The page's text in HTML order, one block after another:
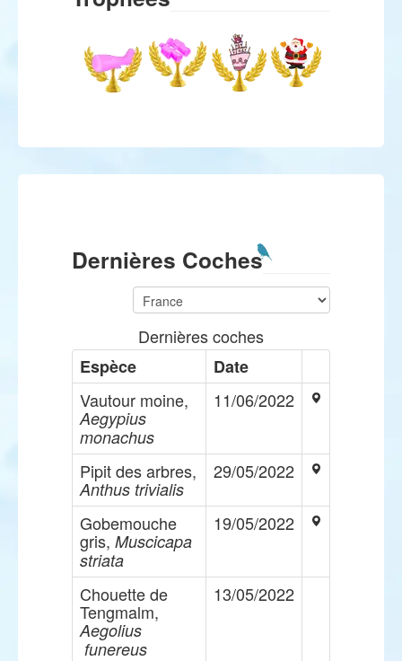
Dernières Coches
Dernières coches
Espèce
Date
Vautour moine,
Aegypius
monachus
11/06/2022
Pipit des arbres,
Anthus trivialis
29/05/2022
Gobemouche
gris, Muscicapa
striata
19/05/2022
Chouette de
Tengmalm,
Aegolius
funereus
13/05/2022